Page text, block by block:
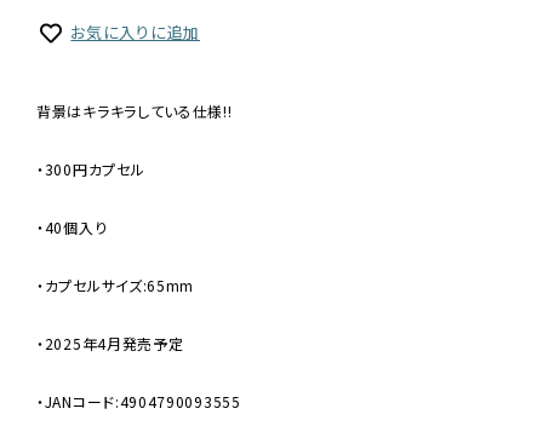
お気に入りに追加
背景はキラキラしている仕様!!
・300円カプセル
・40個入り
・カプセルサイズ:65mm
・2025年4月発売予定
・JANコード:4904790093555